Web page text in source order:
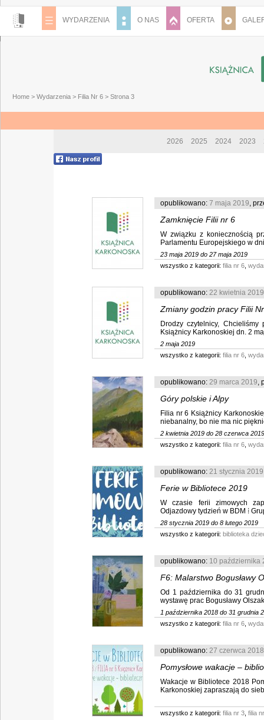
WYDARZENIA O NAS OFERTA
Home > Wydarzenia > Filia Nr 6 > Strona 3
2026 2025 2024 2023
opublikowano: 7 maja 2019,
Zamknięcie Filii nr 6
W związku z koniecznością
Parlamentu Europejskiego w
23 maja 2019 do 27 maja 2019
wszystko z kategorii: filia nr 6
opublikowano: 22 kwietnia 2019
Zmiany godzin pracy Filii
Drodzy czytelnicy,
Książnicy Karkonoskiej dn. 2
2 maja 2019
wszystko z kategorii: filia nr 6
opublikowano: 29 marca 2019,
Góry polskie i Alpy
wystawa malarstwa
Filia nr 6 Książnicy
niebanalny, bo nie ma nic
2 kwietnia 2019 do 28 czerwca 2019
wszystko z kategorii: filia nr 6
opublikowano: 21 stycznia 2019
Ferie w Bibliotece 2019
W czasie ferii zimowych
Odjazdowy tydzień w BDM ⁞
28 stycznia 2019 do 8 lutego 2019
wszystko z kategorii: biblioteka
opublikowano: 10 października
F6: Malarstwo Bogusławy
Od 1 października do 31
wystawę prac Bogusławy
1 października 2018 do 31 grudnia
wszystko z kategorii: filia nr 6
opublikowano: 27 czerwca 2018
Pomysłowe wakacje –
Wakacje w Bibliotece 2018
Karkonoskiej zapraszają do
wszystko z kategorii: filia nr 3 filia